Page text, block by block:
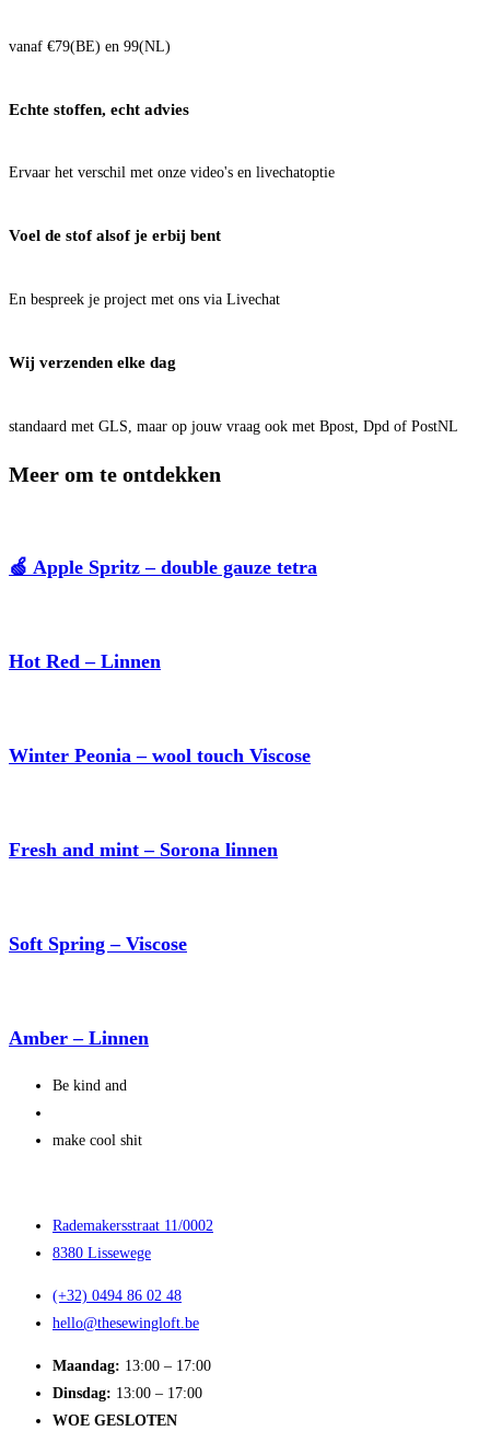
vanaf €79(BE) en 99(NL)
Echte stoffen, echt advies
Ervaar het verschil met onze video's en livechatoptie
Voel de stof alsof je erbij bent
En bespreek je project met ons via Livechat
Wij verzenden elke dag
standaard met GLS, maar op jouw vraag ook met Bpost, Dpd of PostNL
Meer om te ontdekken
🍏 Apple Spritz – double gauze tetra
Hot Red – Linnen
Winter Peonia – wool touch Viscose
Fresh and mint – Sorona linnen
Soft Spring – Viscose
Amber – Linnen
Be kind and
make cool shit
Rademakersstraat 11/0002
8380 Lissewege
(+32) 0494 86 02 48
hello@thesewingloft.be
Maandag: 13:00 – 17:00
Dinsdag: 13:00 – 17:00
WOE GESLOTEN